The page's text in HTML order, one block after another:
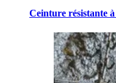
Ceinture résistante